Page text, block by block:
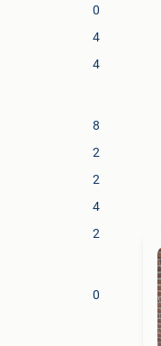
0
4
4
8
2
2
4
2
0